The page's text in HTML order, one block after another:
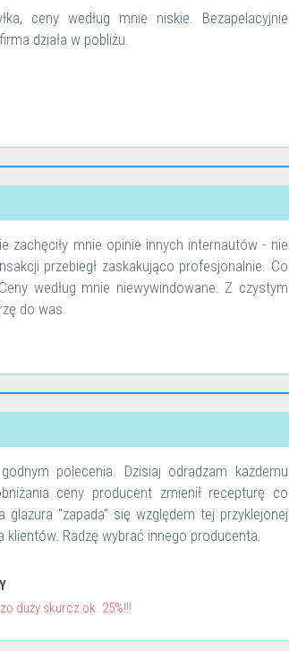
ceny według mnie niskie. Bezapelacyjnie
działa w pobliżu.
zachęciły mnie opinie innych internautów - nie
przebiegł zaskakująco profesjonalnie. Co
według mnie niewywindowane. Z czystym
do was.
polecenia. Dzisiaj odradzam każdemu
ceny producent zmienił recepturę co
"zapada" się względem tej przyklejonej
Radzę wybrać innego producenta.
duży skurcz ok. 25%!!!